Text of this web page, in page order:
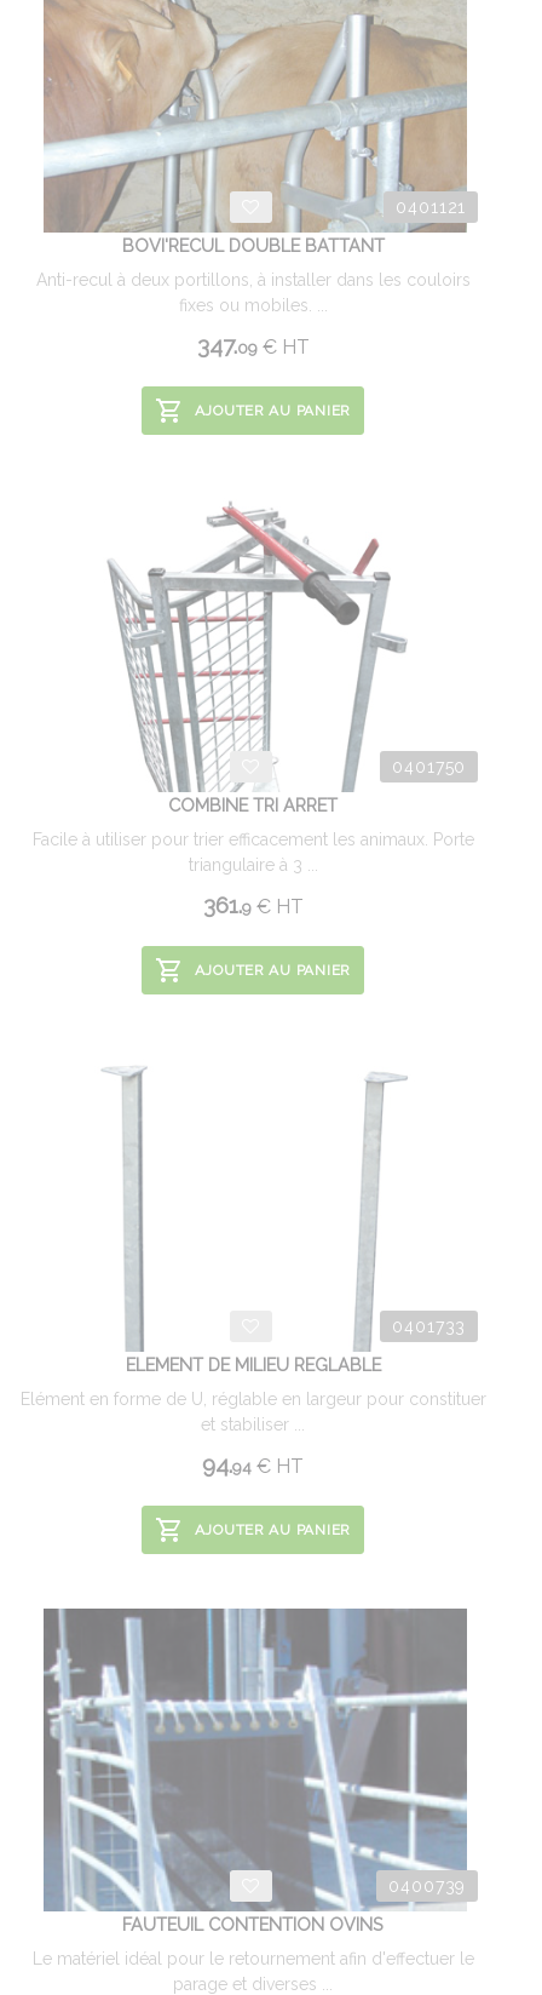
0401121
BOVI'RECUL DOUBLE BATTANT
Anti-recul à deux portillons, à installer dans les couloirs
fixes ou mobiles. ...
347.09 €HT
AJOUTER AU PANIER
0401750
COMBINE TRI ARRET
Facile à utiliser pour trier efficacement les animaux. Porte
triangulaire à 3 ...
361.9 €HT
AJOUTER AU PANIER
0401733
ELEMENT DE MILIEU REGLABLE
Elément en forme de U, réglable en largeur pour constituer
et stabiliser ...
94.94 € HT
AJOUTER AU PANIER
0400739
FAUTEUIL CONTENTION OVINS
Le matériel idéal pour le retournement afin d'effectuer le
parage et diverses ...